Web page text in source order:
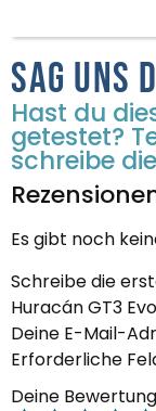
Sag uns
Hast du
getestet?
schreibe
Es gibt noch
Schreibe die
Huracán GT3
Deine E-Mail-
Erforderliche
Deine Bewertung